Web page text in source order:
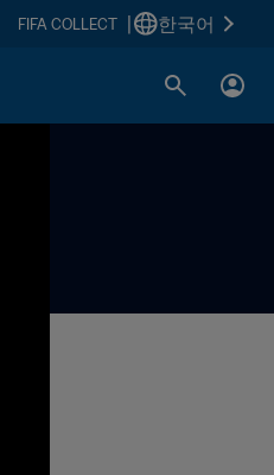
FIFA COLLECT 한국어